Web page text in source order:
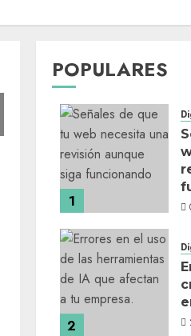
POPULARES
1
2